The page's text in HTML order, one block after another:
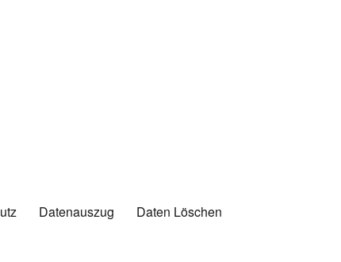
Datenauszug
Daten Löschen